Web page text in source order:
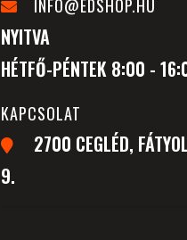
INFO@EDSHOP.HU
NYITVA
HÉTFŐ-PÉNTEK 8:00 -
KAPCSOLAT
2700 CEGLÉD,
9.